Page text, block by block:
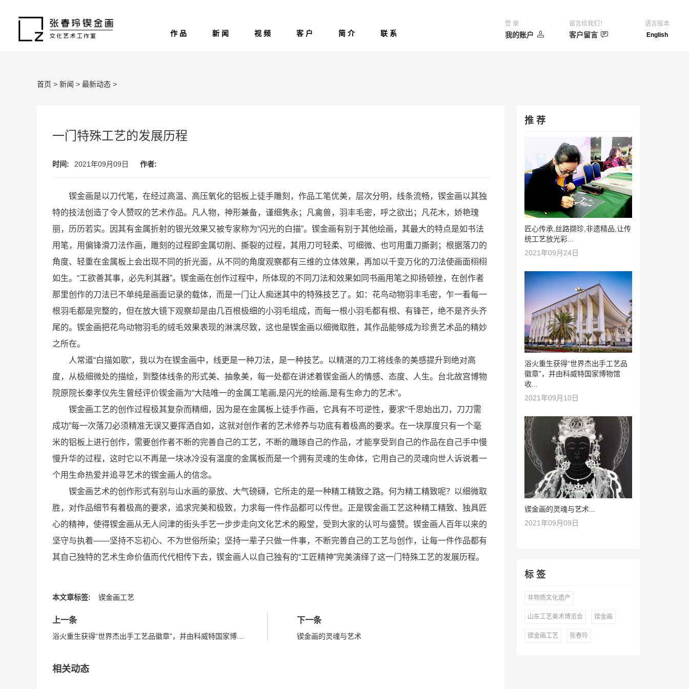
作 品 新 闻 视 频 客 户 简 介 联 系
登 录
我的账户
留言给我们！
客户留言
语言版本
English
首页 > 新闻 > 最新动态 >
一门特殊工艺的发展历程
时间: 2021年09月09日 作者:
锲金画是以刀代笔，在经过高温、高压氧化的铝板上徒手雕刻，作品工笔优美，层次分明，线条流畅，锲金画以其独
特的技法创造了令人赞叹的艺术作品。凡人物，神形兼备，谨细隽永；凡禽兽，羽丰毛密，呼之欲出；凡花木，娇艳瑰
丽，历历若实。因其有金属折射的银光效果又被专家称为“闪光的白描”。锲金画有别于其他绘画，其最大的特点是如书法
用笔，用偏锋滑刀法作画，雕刻的过程即金属切削、撕裂的过程，其用刀可轻柔、可细微、也可用重刀撕剥；根据落刀的
角度、轻重在金属板上会出现不同的折光面，从不同的角度观察都有三维的立体效果，再加以千变万化的刀法使画面栩栩
如生。“工欲善其事，必先利其器”。锲金画在创作过程中，所体现的不同刀法和效果如同书画用笔之抑扬顿挫，在创作者
那里创作的刀法已不单纯是画面记录的载体，而是一门让人痴迷其中的特殊技艺了。如：花鸟动物羽丰毛密，乍一看每一
根羽毛都是完整的，但在放大镜下观察却是由几百根极细的小羽毛组成，而每一根小羽毛都有根、有锋芒，绝不是齐头齐
尾的。锲金画把花鸟动物羽毛的绒毛效果表现的淋漓尽致，这也是锲金画以细微取胜，其作品能够成为珍贵艺术品的精妙
之所在。
人常道“白描如歌”，我以为在锲金画中，线更是一种刀法，是一种技艺。以精湛的刀工将线条的美感提升到绝对高
度，从极细微处的描绘，到整体线条的形式美、抽象美，每一处都在讲述着锲金画人的情感、态度、人生。台北故宫博物
院原院长秦孝仪先生曾经评价锲金画为“大陆唯一的金属工笔画,是闪光的绘画,是有生命力的艺术”。
锲金画工艺的创作过程极其复杂而精细，因为是在金属板上徒手作画，它具有不可逆性，要求“千思始出刀，刀刀需
成功”每一次落刀必须精准无误又要挥洒自如，这就对创作者的艺术修养与功底有着极高的要求。在一块厚度只有一个毫
米的铝板上进行创作，需要创作者不断的完善自己的工艺，不断的雕琢自己的作品，才能享受到自己的作品在自己手中慢
慢升华的过程，这时它以不再是一块冰冷没有温度的金属板而是一个拥有灵魂的生命体，它用自己的灵魂向世人诉说着一
个用生命热爱并追寻艺术的锲金画人的信念。
锲金画艺术的创作形式有别与山水画的豪放、大气磅礴，它所走的是一种精工精致之路。何为精工精致呢？以细微取
胜，对作品细节有着极高的要求，追求完美和极致，力求每一件作品都可以传世。正是锲金画工艺这种精工精致、独具匠
心的精神，使得锲金画从无人问津的街头手艺一步步走向文化艺术的殿堂，受到大家的认可与盛赞。锲金画人百年以来的
坚守与执着——坚持不忘初心、不为世俗所染；坚持一辈子只做一件事，不断完善自己的工艺与创作，让每一件作品都有
其自己独特的艺术生命价值而代代相传下去，锲金画人以自己独有的“工匠精神”完美演绎了这一门特殊工艺的发展历程。
本文章标签: 锲金画工艺
上一条 下一条
锲金画的灵魂与艺术
相关动态
推 荐
匠心传承,丝路撷珍,非遗精品,让传
统工艺放光彩...
2021年09月24日
浴火重生获得“世界杰出手工艺品
徽章”，并由科威特国家博物馆
收...
2021年09月10日
锲金画的灵魂与艺术...
2021年09月09日
标 签
非物质文化遗产
山东工艺美术博览会 锲金画
锲金画工艺 张春玲